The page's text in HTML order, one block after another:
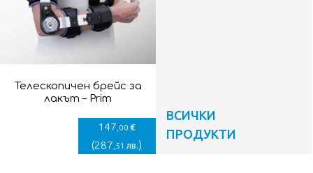
Телескопичен брейс за
лакът – Prim
147 ,00 €
(287 ,51 лв.)
ВСИЧКИ
ПРОДУКТИ